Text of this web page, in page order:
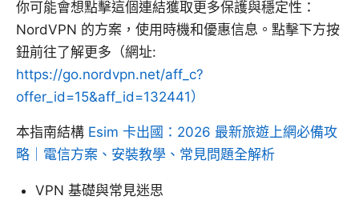
你可能會想點擊這個連結獲取更多保護與穩定性：
NordVPN 的方案，使用時機和優惠信息。點擊下方按
鈕前往了解更多（網址:
https://go.nordvpn.net/aff_c?
offer_id=15&aff_id=132441）
本指南結構 Esim 卡出國：2026 最新旅遊上網必備攻
略｜電信方案、安裝教學、常見問題全解析
VPN 基礎與常見迷思